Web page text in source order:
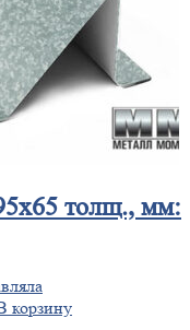
толщ., мм:
корзину